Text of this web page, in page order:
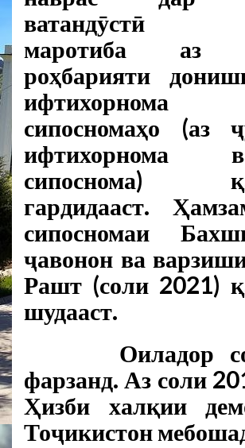
ватандӯстӣ
маротиба аз
роҳбарияти
сипосномаҳо (аз
сипоснома)
гардидааст.
сипосномаи
ҷавонон ва
Рашт (соли 2021)
шудааст.
Оиладор
фарзанд. Аз соли
Ҳизби халқии
Тоҷикистон